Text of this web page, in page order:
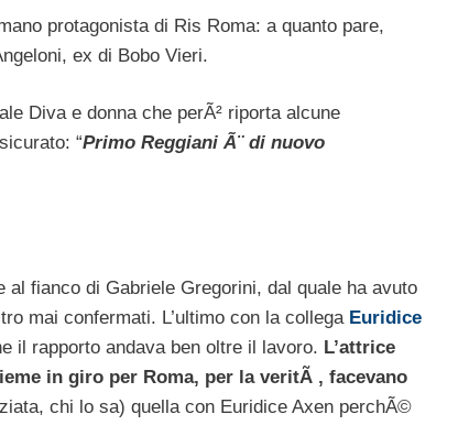
protagonista di Ris Roma: a quanto pare,
ex di Bobo Vieri.
Diva e donna che perÃ² riporta alcune
“Primo Reggiani Ã¨ di nuovo
fianco di Gabriele Gregorini, dal quale ha avuto
mai confermati. L’ultimo con la collega Euridice
il rapporto andava ben oltre il lavoro. L’attrice
in giro per Roma, per la veritÃ , facevano
chi lo sa) quella con Euridice Axen perchÃ©